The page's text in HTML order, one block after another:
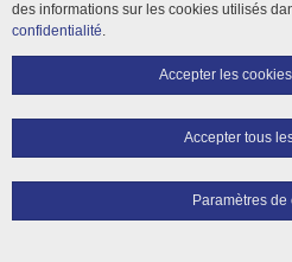
des informations sur les cookies utilisés
confidentialité.
Accepter les
Accepter tous
Paramètres de